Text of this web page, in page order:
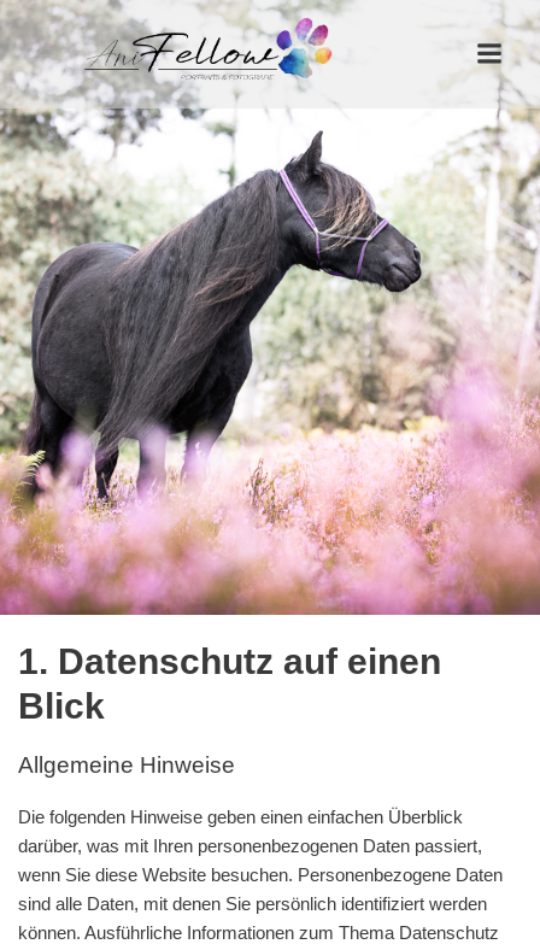
1. Datenschutz auf einen
Blick
Allgemeine Hinweise
Die folgenden Hinweise geben einen einfachen Überblick
darüber, was mit Ihren personenbezogenen Daten passiert,
wenn Sie diese Website besuchen. Personenbezogene Daten
sind alle Daten, mit denen Sie persönlich identifiziert werden
können. Ausführliche Informationen zum Thema Datenschutz